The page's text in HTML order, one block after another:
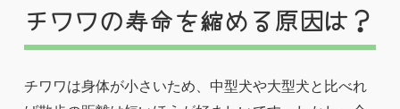
チワワの寿命を縮める原因は？
チワワは身体が小さいため、中型犬や大型犬と比べれ